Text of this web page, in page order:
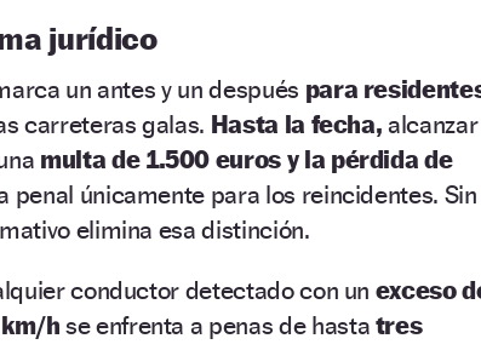
jurídico
un antes y un después para
carreteras galas. Hasta la fecha, alcanzar
multa de 1.500 euros y la pérdida de
penal únicamente para los reincidentes. Sin
elimina esa distinción.
conductor detectado con un exceso
hse enfrenta a penas de hasta tres